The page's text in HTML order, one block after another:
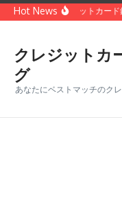
コンテンツへスキップ
Hot News
中国のクレジットカード
クレジットカ
グ
あなたにベストマッチのク